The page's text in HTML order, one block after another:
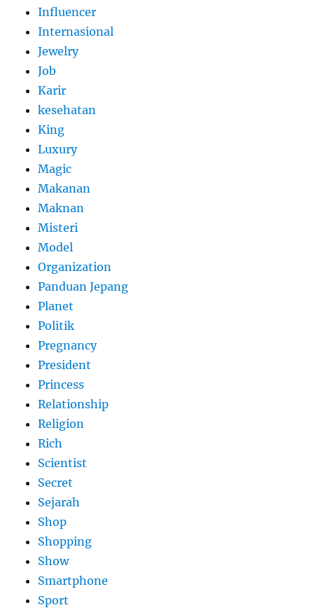
Influencer
Internasional
Jewelry
Job
Karir
kesehatan
King
Luxury
Magic
Makanan
Maknan
Misteri
Model
Organization
Panduan Jepang
Planet
Politik
Pregnancy
President
Princess
Relationship
Religion
Rich
Scientist
Secret
Sejarah
Shop
Shopping
Show
Smartphone
Sport